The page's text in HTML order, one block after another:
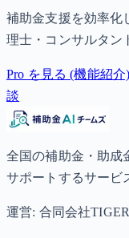
補助金支援を効率化
理士・コンサルタン
Pro を見る (機能紹介
談
全国の補助金・助成
サポートするサービ
運営: 合同会社